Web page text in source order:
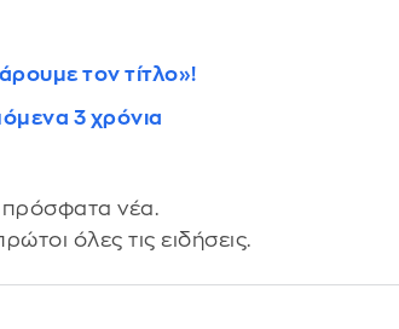
τον τίτλο»!
3 χρόνια
πρόσφατα νέα.
όλες τις ειδήσεις.